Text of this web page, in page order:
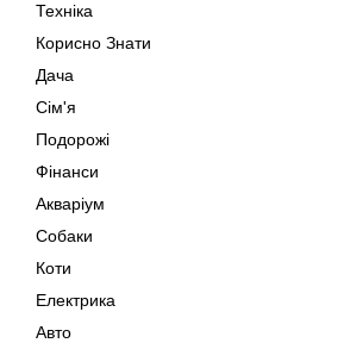
Техніка
Корисно Знати
Дача
Сім'я
Подорожі
Фінанси
Акваріум
Собаки
Коти
Електрика
Авто